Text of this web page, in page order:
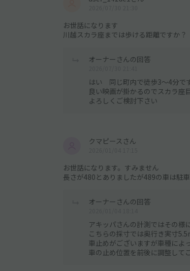
お世話になります
川越スカラ座までは歩ける距離ですか？
オーナーさんの回答
はい 同じ町内で徒歩3～4分で
良い映画が掛かるのでスカラ座
よろしくご検討下さい
クマピースさん
お世話になります。すみません
長さが480とありましたが489の車は駐車
オーナーさんの回答
アキッパさんの計測ではその様
こちらの採寸では奥行き実寸
車止めがございますが車種によ
車の止め位置を前後に調整して